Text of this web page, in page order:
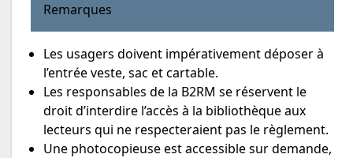
Remarques
Les usagers doivent impérativement déposer à
l’entrée veste, sac et cartable.
Les responsables de la B2RM se réservent le
droit d’interdire l’accès à la bibliothèque aux
lecteurs qui ne respecteraient pas le règlement.
Une photocopieuse est accessible sur demande,